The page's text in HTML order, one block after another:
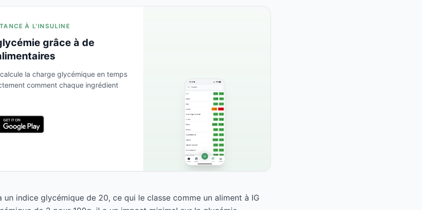
À L'INSULINE
grâce à de
la charge glycémique en temps
comment chaque ingrédient
indice glycémique de 20, ce qui le classe comme un aliment à IG